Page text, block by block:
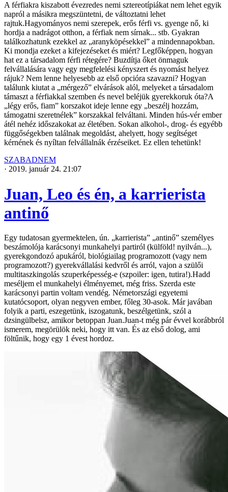
A férfiakra kiszabott évezredes nemi sztereotípiákat nem lehet egyik
napról a másikra megszüntetni, de változtatni lehet
rajtuk.Hagyományos nemi szerepek, erős férfi vs. gyenge nő, ki
hordja a nadrágot otthon, a férfiak nem sírnak... stb. Gyakran
találkozhatunk ezekkel az „aranyköpésekkel” a mindennapokban.
Ki mondja ezeket a kifejezéseket és miért? Legfőképpen, hogyan
hat ez a társadalom férfi rétegére? Buzdítja őket önmaguk
felvállalására vagy egy megfelelési kényszert és nyomást helyez
rájuk? Nem lenne helyesebb az első opcióra szavazni? Hogyan
találunk kiutat a „mérgező” elvárások alól, melyeket a társadalom
támaszt a férfiakkal szemben és nevel beléjük gyerekkoruk óta?A
„légy erős, fiam” korszakot ideje lenne egy „beszélj hozzám,
támogatni szeretnélek” korszakkal felváltani. Minden hús-vér ember
átél nehéz időszakokat az életében. Sokan alkohol-, drog- és egyébb
függőségekben találnak megoldást, ahelyett, hogy segítséget
kérnének és nyíltan felvállalnák érzéseiket. Ez ellen tehetünk!
SZABADNEM
· 2019. január 24. 21:07
Juan, Leo és én, a karrierista
antinő
Egy tudatosan gyermektelen, ún. „karrierista” „antinő” személyes
beszámolója karácsonyi munkahelyi partiról (külföld! nyilván...),
gyerekgondozó apukáról, biológiailag programozott (vagy nem
programozott?) gyerekvállalási kedvről és arról, vajon a szülői
multitaszkingolás szuperképesség-e (szpoiler: igen, tutira!).Hadd
meséljem el munkahelyi élményemet, még friss. Szerda este
karácsonyi partin voltam vendég. Németországi egyetemi
kutatócsoport, olyan negyven ember, főleg 30-asok. Már javában
folyik a parti, eszegetünk, iszogatunk, beszélgetünk, szól a
dzsingülbelsz, amikor betoppan Juan.Juan-t még pár évvel korábbról
ismerem, megörülök neki, hogy itt van. És az első dolog, ami
föltűnik, hogy egy 1 évest hordoz.